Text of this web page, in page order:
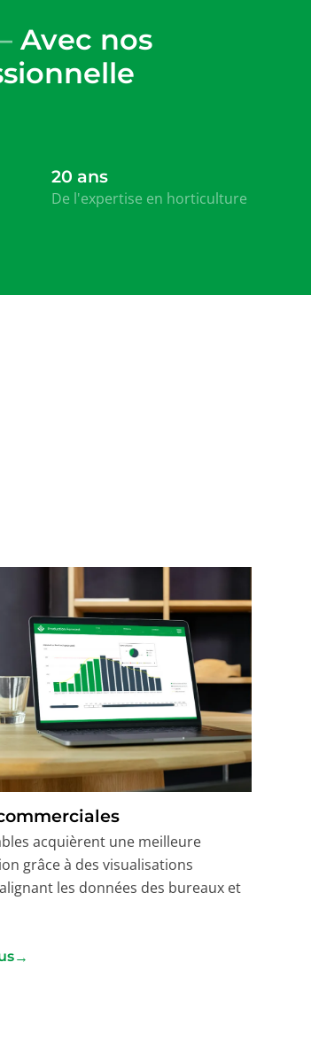
Avec nos
20 ans
De l'expertise en horticulture
acquièrent une meilleure
grâce à des visualisations
les données des bureaux et
→